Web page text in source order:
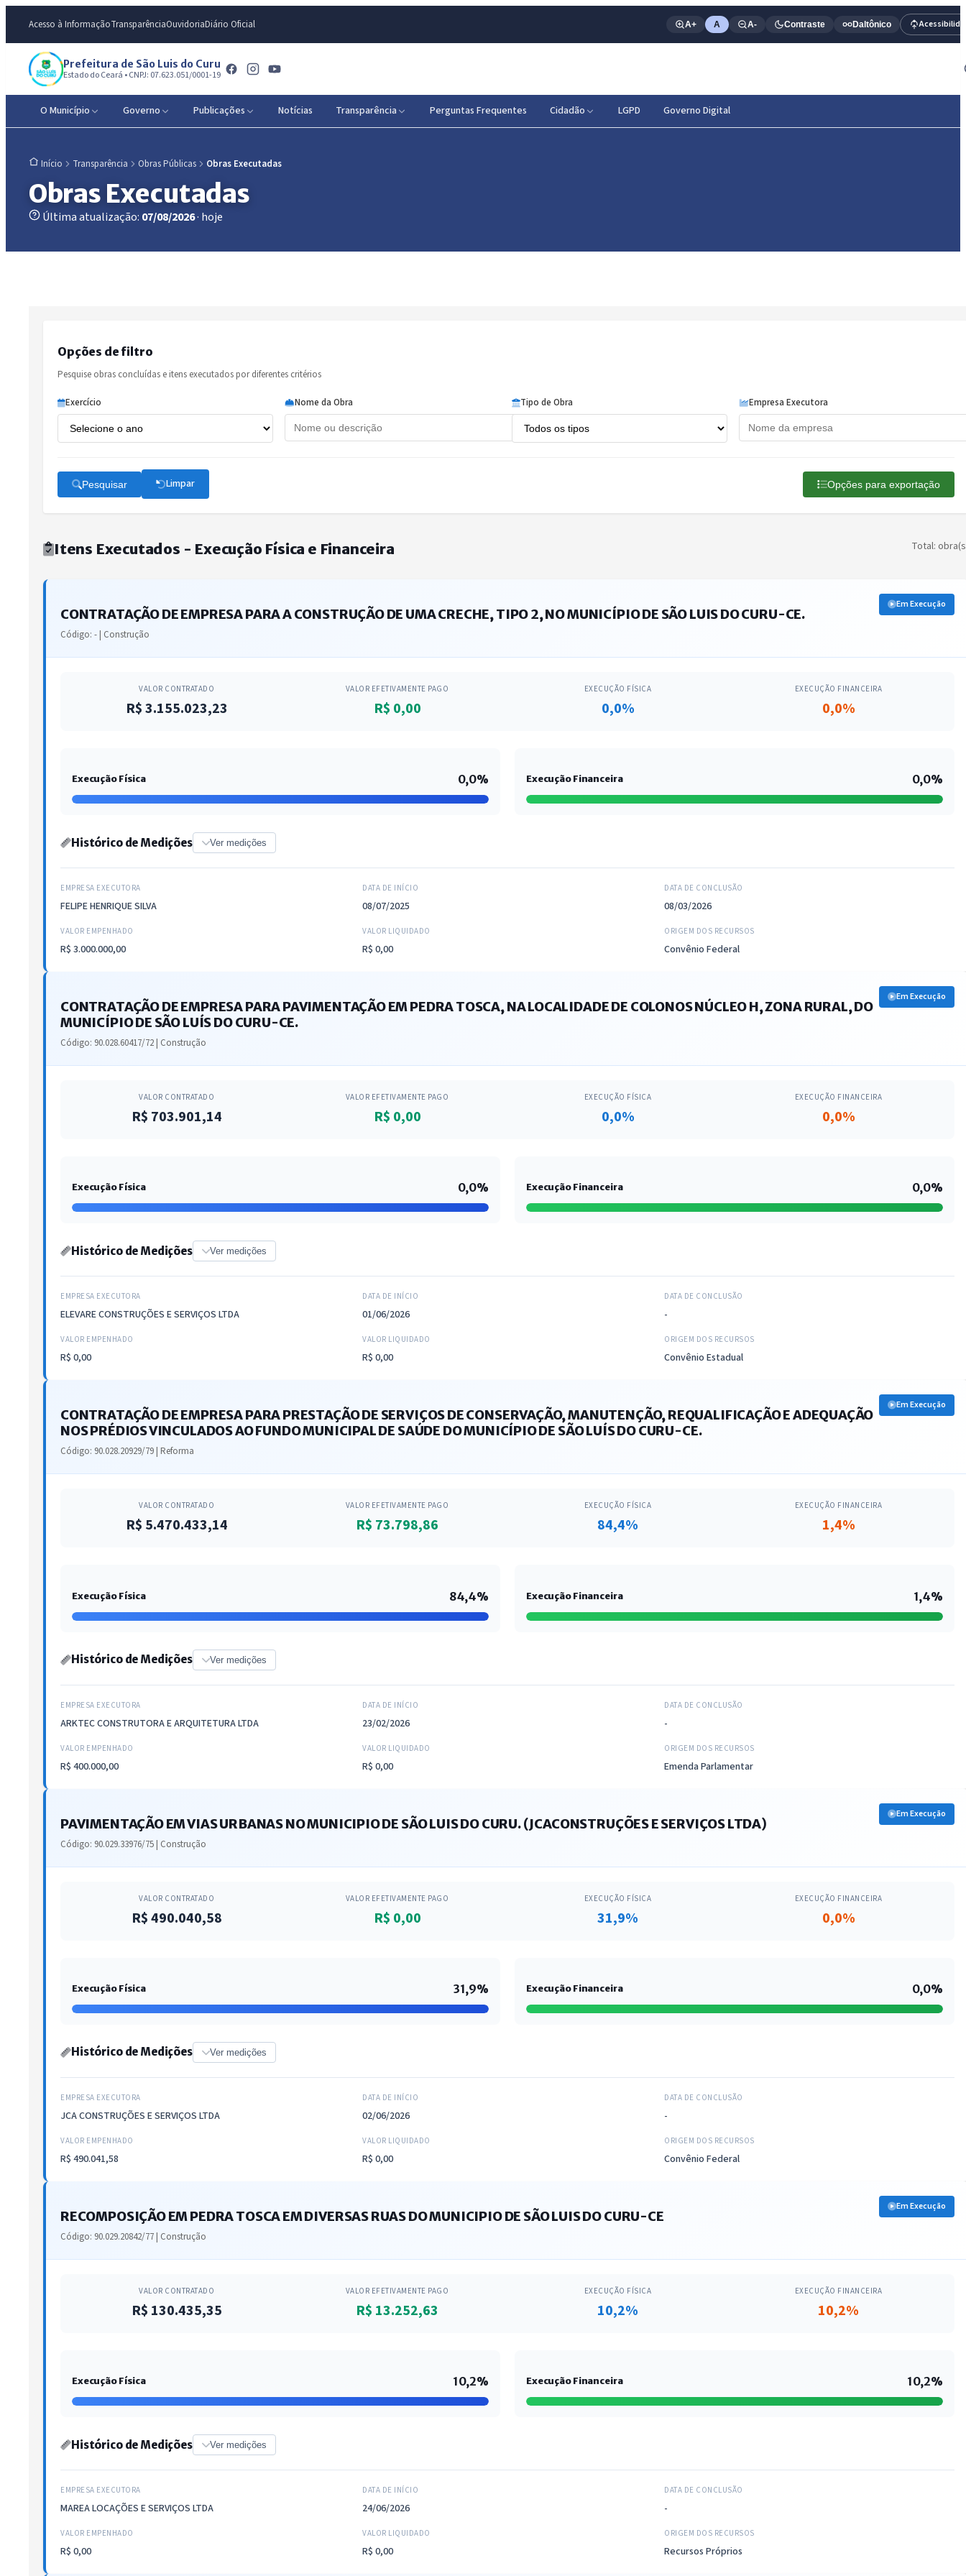
Acesso à InformaçãoTransparênciaOuvidoriaDiário Oficial A+ A A- Contraste Daltônico
Prefeitura de São Luis do Curu
Estado do Ceará • CNPJ: 07.623.051/0001-19
O Município Governo Publicações Notícias Transparência Perguntas Frequentes Cidadão LGPD Governo Digital
Início Transparência Obras Públicas Obras Executadas
Obras Executadas
Última atualização: 07/08/2026· hoje
Opções de filtro
Pesquise obras concluídas e itens executados por diferentes critérios
Exercício Nome da Obra Tipo de Obra Empresa Executora
Pesquisar Limpar Opções para exportação
Itens Executados - Execução Física e Financeira Total:
CONTRATAÇÃO DE EMPRESA PARA A CONSTRUÇÃO DE UMA CRECHE, TIPO 2, NO MUNICÍPIO DE SÃO LUIS DO CURU-CE.
Código: - | Construção
Em Execução
VALOR CONTRATADO
R$ 3.155.023,23
VALOR EFETIVAMENTE PAGO
R$ 0,00
EXECUÇÃO FÍSICA
0,0%
EXECUÇÃO FINANCEIRA
0,0%
Execução Física 0,0% Execução Financeira 0,0%
Histórico de Medições Ver medições
EMPRESA EXECUTORA
FELIPE HENRIQUE SILVA
DATA DE INÍCIO
08/07/2025
DATA DE CONCLUSÃO
08/03/2026
VALOR EMPENHADO
R$ 3.000.000,00
VALOR LIQUIDADO
R$ 0,00
ORIGEM DOS RECURSOS
Convênio Federal
CONTRATAÇÃO DE EMPRESA PARA PAVIMENTAÇÃO EM PEDRA TOSCA, NA LOCALIDADE DE COLONOS NÚCLEO H, ZONA RURAL, DO
MUNICÍPIO DE SÃO LUÍS DO CURU-CE.
Código: 90.028.60417/72 | Construção
Em Execução
VALOR CONTRATADO
R$ 703.901,14
VALOR EFETIVAMENTE PAGO
R$ 0,00
EXECUÇÃO FÍSICA
0,0%
EXECUÇÃO FINANCEIRA
0,0%
Execução Física 0,0% Execução Financeira 0,0%
Histórico de Medições Ver medições
EMPRESA EXECUTORA
ELEVARE CONSTRUÇÕES E SERVIÇOS LTDA
DATA DE INÍCIO
01/06/2026
DATA DE CONCLUSÃO
-
VALOR EMPENHADO
R$ 0,00
VALOR LIQUIDADO
R$ 0,00
ORIGEM DOS RECURSOS
Convênio Estadual
CONTRATAÇÃO DE EMPRESA PARA PRESTAÇÃO DE SERVIÇOS DE CONSERVAÇÃO, MANUTENÇÃO, REQUALIFICAÇÃO E ADEQUAÇÃO
NOS PRÉDIOS VINCULADOS AO FUNDO MUNICIPAL DE SAÚDE DO MUNICÍPIO DE SÃO LUÍS DO CURU-CE.
Código: 90.028.20929/79 | Reforma
Em Execução
VALOR CONTRATADO
R$ 5.470.433,14
VALOR EFETIVAMENTE PAGO
R$ 73.798,86
EXECUÇÃO FÍSICA
84,4%
EXECUÇÃO FINANCEIRA
1,4%
Execução Física 84,4% Execução Financeira 1,4%
Histórico de Medições Ver medições
EMPRESA EXECUTORA
ARKTEC CONSTRUTORA E ARQUITETURA LTDA
DATA DE INÍCIO
23/02/2026
DATA DE CONCLUSÃO
-
VALOR EMPENHADO
R$ 400.000,00
VALOR LIQUIDADO
R$ 0,00
ORIGEM DOS RECURSOS
Emenda Parlamentar
PAVIMENTAÇÃO EM VIAS URBANAS NO MUNICIPIO DE SÃO LUIS DO CURU. (JCACONSTRUÇÕES E SERVIÇOS LTDA)
Código: 90.029.33976/75 | Construção
Em Execução
VALOR CONTRATADO
R$ 490.040,58
VALOR EFETIVAMENTE PAGO
R$ 0,00
EXECUÇÃO FÍSICA
31,9%
EXECUÇÃO FINANCEIRA
0,0%
Execução Física 31,9% Execução Financeira 0,0%
Histórico de Medições Ver medições
EMPRESA EXECUTORA
JCA CONSTRUÇÕES E SERVIÇOS LTDA
DATA DE INÍCIO
02/06/2026
DATA DE CONCLUSÃO
-
VALOR EMPENHADO
R$ 490.041,58
VALOR LIQUIDADO
R$ 0,00
ORIGEM DOS RECURSOS
Convênio Federal
RECOMPOSIÇÃO EM PEDRA TOSCA EM DIVERSAS RUAS DO MUNICIPIO DE SÃO LUIS DO CURU-CE
Código: 90.029.20842/77 | Construção
Em Execução
VALOR CONTRATADO
R$ 130.435,35
VALOR EFETIVAMENTE PAGO
R$ 13.252,63
EXECUÇÃO FÍSICA
10,2%
EXECUÇÃO FINANCEIRA
10,2%
Execução Física 10,2% Execução Financeira 10,2%
Histórico de Medições Ver medições
EMPRESA EXECUTORA
MAREA LOCAÇÕES E SERVIÇOS LTDA
DATA DE INÍCIO
24/06/2026
DATA DE CONCLUSÃO
-
VALOR EMPENHADO
R$ 0,00
VALOR LIQUIDADO
R$ 0,00
ORIGEM DOS RECURSOS
Recursos Próprios